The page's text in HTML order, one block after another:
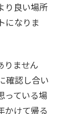
り良い場所
になりま
りません
確認し合い
っている場
かけて帰る